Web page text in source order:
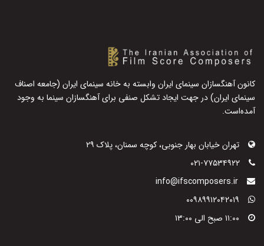
کانون آهنگسازان سینمای ایران وابسته به خانه سینمای ایران (جامعه اصناف
سینمای ایران) در جهت ایجاد تشکل صنفی برای آهنگسازان سینما به وجود
آمده‌است.
تهران خیابان بهار جنوبی، کوچه سمنان، پلاک ۲۹
۰۲۱-۷۷۵۳۴۹۲۲
info@ifscomposers.ir
۰۰۹۸۹۹۱۲۰۴۲۰۱۹
۱۱:۰۰ صبح الی ۱۳:۰۰